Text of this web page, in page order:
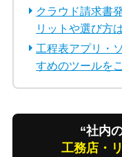
クラウド請求書
リットや選び方
工程表アプリ・
すめのツールを
“社内
工務店・